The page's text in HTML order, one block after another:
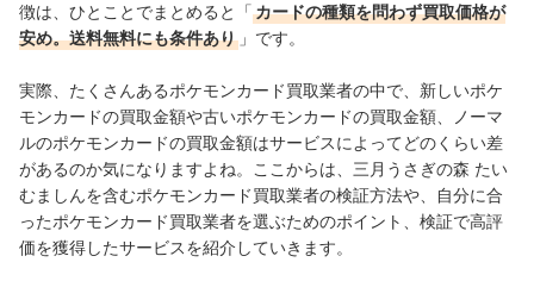
徴は、ひとことでまとめると「カードの種類を問わず買取価格が
安め。送料無料にも条件あり 」です。
実際、たくさんあるポケモンカード買取業者の中で、新しいポケ
モンカードの買取金額や古いポケモンカードの買取金額、ノーマ
ルのポケモンカードの買取金額はサービスによってどのくらい差
があるのか気になりますよね。ここからは、三月うさぎの森 たい
むましんを含むポケモンカード買取業者の検証方法や、自分に合
ったポケモンカード買取業者を選ぶためのポイント、検証で高評
価を獲得したサービスを紹介していきます。